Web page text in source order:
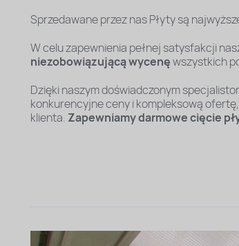
Sprzedawane przez nas Płyty są
W celu zapewnienia pełnej satysfakcji
niezobowiązującą wycenęwszystkich
Dzięki naszym doświadczonym
konkurencyjne ceny i kompleksową
klienta. Zapewniamy darmowe cięcie